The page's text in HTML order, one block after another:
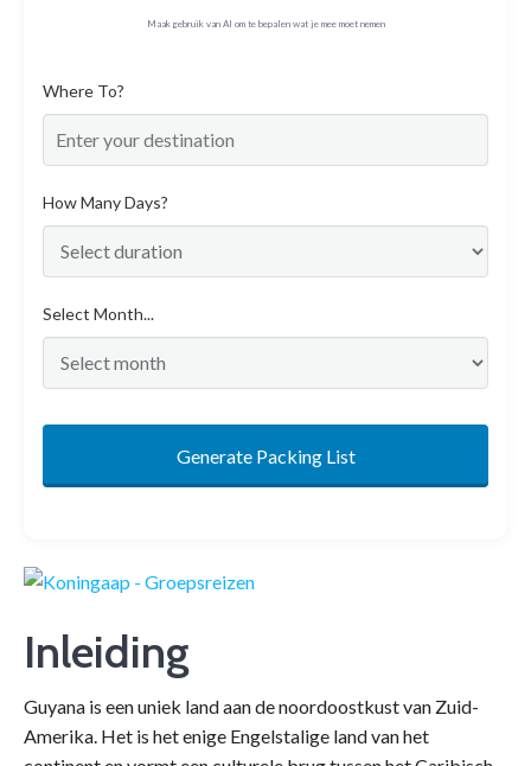
Maak gebruik van AI om te bepalen wat je mee moet nemen
Where To?
How Many Days?
Select Month...
Generate Packing List
Inleiding
Guyana is een uniek land aan de noordoostkust van Zuid-
Amerika. Het is het enige Engelstalige land van het